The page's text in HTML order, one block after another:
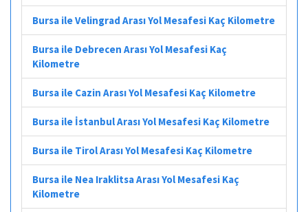
Bursa ile Velingrad Arası Yol Mesafesi Kaç Kilometre
Bursa ile Debrecen Arası Yol Mesafesi Kaç
Kilometre
Bursa ile Cazin Arası Yol Mesafesi Kaç Kilometre
Bursa ile İstanbul Arası Yol Mesafesi Kaç Kilometre
Bursa ile Tirol Arası Yol Mesafesi Kaç Kilometre
Bursa ile Nea Iraklitsa Arası Yol Mesafesi Kaç
Kilometre